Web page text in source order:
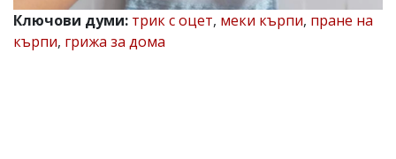
Иван
Колев,
email:
Ключови думи: трик с оцет, меки кърпи, пране на
кърпи, грижа за дома